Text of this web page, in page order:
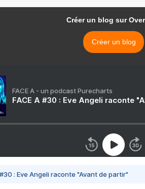
Créer un blog sur
Créer un blog
FACE A - un podcast Purecharts
FACE A #30 : Eve Angeli raconte
#30 : Eve Angeli raconte "Avant de partir"